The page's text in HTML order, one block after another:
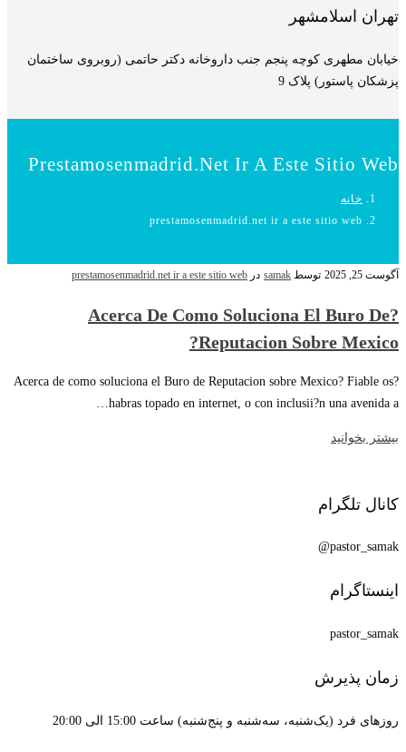
تهران اسلامشهر
خیابان مطهری کوچه پنجم جنب داروخانه دکتر حاتمی (روبروی ساختمان
پزشکان پاستور) پلاک 9
Prestamosenmadrid.net Ir A Este Sitio Web
خانه
prestamosenmadrid.net ir a este sitio web
آگوست 25, 2025 توسط samak در prestamosenmadrid.net ir a este sitio web
?Acerca De Como Soluciona El Buro De
Reputacion Sobre Mexico?
?Acerca de como soluciona el Buro de Reputacion sobre Mexico? Fiable os
habras topado en internet, o con inclusii?n una avenida a…
بیشتر بخوانید
کانال تلگرام
pastor_samak@
اینستاگرام
pastor_samak
زمان پذیرش
روزهای فرد (یک‌شنبه، سه‌شنبه و پنج‌شنبه) ساعت 15:00 الی 20:00